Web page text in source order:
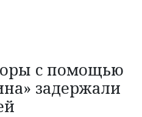
с помощью
задержали